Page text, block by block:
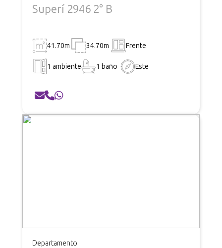
Superí 2946 2° B
41.70m 34.70m Frente
1 ambiente 1 baño Este
Departamento